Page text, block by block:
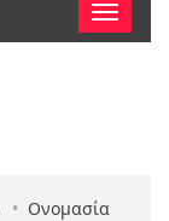
Toggle
nav
• Ονομασία